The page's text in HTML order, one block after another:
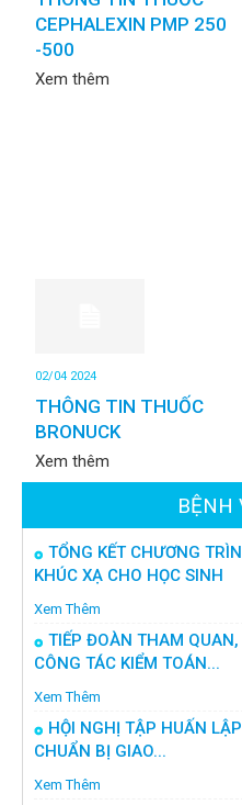
CEPHALEXIN PMP 250
-500
Xem thêm
02/04 2024
THÔNG TIN THUỐC
BRONUCK
Xem thêm
BỆNH
TỔNG KẾT CHƯƠNG
KHÚC XẠ CHO HỌC SINH
Xem Thêm
TIẾP ĐOÀN THAM
CÔNG TÁC KIỂM TOÁN...
Xem Thêm
HỘI NGHỊ TẬP HUẤN
CHUẨN BỊ GIAO...
Xem Thêm